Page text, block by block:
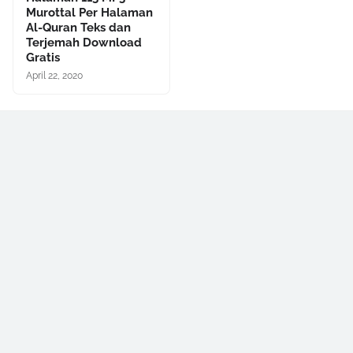
Murottal Per Halaman
Al-Quran Teks dan
Terjemah Download
Gratis
April 22, 2020